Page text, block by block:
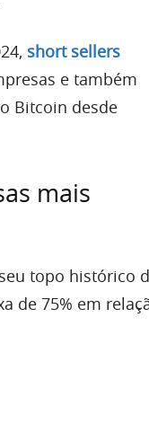
short sellers
e também
Bitcoin desde
mais
topo histórico
de 75% em